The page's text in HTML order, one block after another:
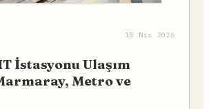
18 Nis 2026
İstasyonu Ulaşım
Metro ve